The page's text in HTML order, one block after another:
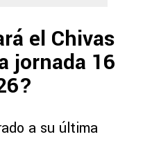
el Chivas
jornada 16
a su última